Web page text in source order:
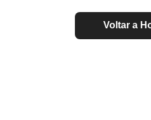
Voltar a